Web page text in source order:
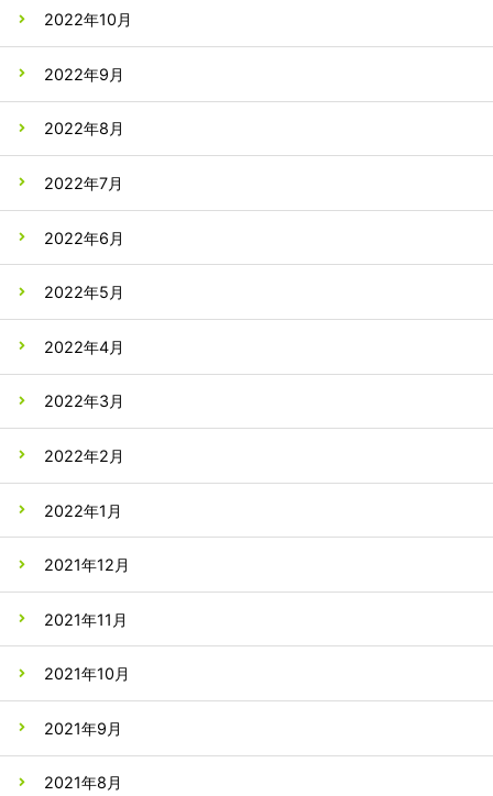
2022年10月
2022年9月
2022年8月
2022年7月
2022年6月
2022年5月
2022年4月
2022年3月
2022年2月
2022年1月
2021年12月
2021年11月
2021年10月
2021年9月
2021年8月